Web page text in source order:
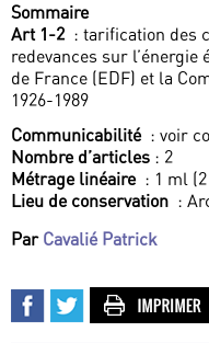
Sommaire
Art 1-2 : tarification des
redevances sur
de France (EDF) et la
1926-1989
Communicabilité : voir
Nombre d’articles : 2
Métrage linéaire : 1 ml
Lieu de conservation :
Par Cavalié Patrick